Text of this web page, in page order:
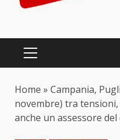
PRIMARY
Home » Campania,
novembre) tra
anche un assessore